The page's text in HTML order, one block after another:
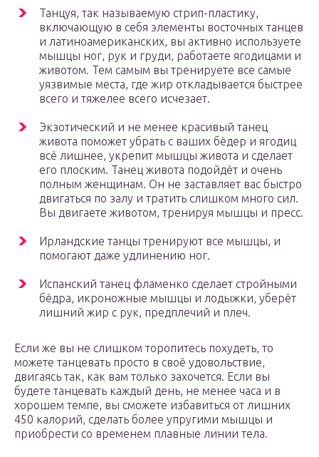
Танцуя, так называемую стрип-пластику,
включающую в себя элементы восточных танцев
и латиноамериканских, вы активно используете
мышцы ног, рук и груди, работаете ягодицами и
животом. Тем самым вы тренируете все самые
уязвимые места, где жир откладывается быстрее
всего и тяжелее всего исчезает.
Экзотический и не менее красивый танец
живота поможет убрать с ваших бёдер и ягодиц
всё лишнее, укрепит мышцы живота и сделает
его плоским. Танец живота подойдёт и очень
полным женщинам. Он не заставляет вас быстро
двигаться по залу и тратить слишком много сил.
Вы двигаете животом, тренируя мышцы и пресс.
Ирландские танцы тренируют все мышцы, и
помогают даже удлинению ног.
Испанский танец фламенко сделает стройными
бёдра, икроножные мышцы и лодыжки, уберёт
лишний жир с рук, предплечий и плеч.
Если же вы не слишком торопитесь похудеть, то
можете танцевать просто в своё удовольствие,
двигаясь так, как вам только захочется. Если вы
будете танцевать каждый день, не менее часа и в
хорошем темпе, вы сможете избавиться от лишних
450 калорий, сделать более упругими мышцы и
приобрести со временем плавные линии тела.